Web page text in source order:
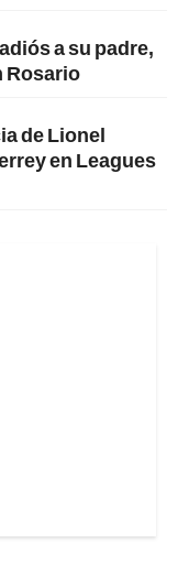
a su padre,
Rosario
de Lionel
en Leagues